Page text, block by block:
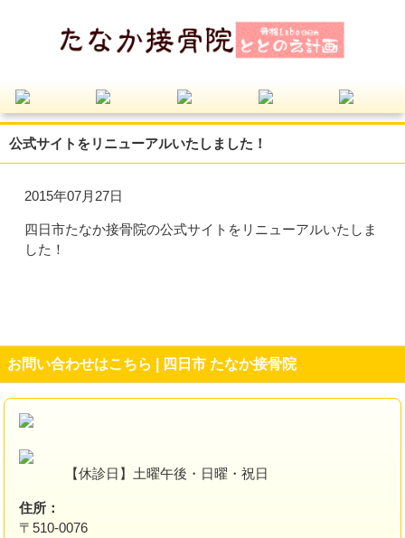
公式サイトをリニューアルいたしました！
2015年07月27日
四日市たなか接骨院の公式サイトをリニューアルいたしま
した！
お問い合わせはこちら | 四日市 たなか接骨院
【休診日】土曜午後・日曜・祝日
住所：
〒510-0076